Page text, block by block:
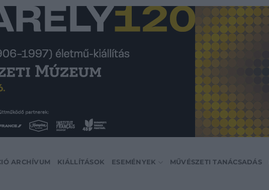
ARCHÍVUM KIÁLLÍTÁSOK ESEMÉNYEK MŰVÉSZETI TANÁCSADÁS